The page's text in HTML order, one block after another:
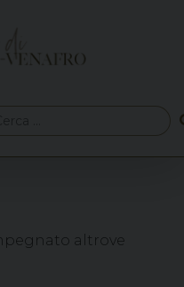
altrove